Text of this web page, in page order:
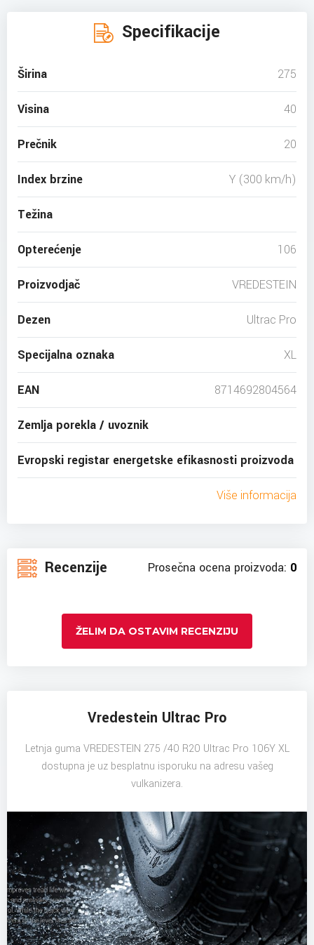
Specifikacije
Širina 275
Visina 40
Prečnik 20
Index brzine Y (300 km/h)
Težina
Opterećenje 106
Proizvodjač VREDESTEIN
Dezen Ultrac Pro
Specijalna oznaka XL
EAN 8714692804564
Zemlja porekla / uvoznik
Evropski registar energetske efikasnosti proizvoda
Više informacija
Recenzije Prosečna ocena proizvoda: 0
ŽELIM DA OSTAVIM RECENZIJU
Vredestein Ultrac Pro
Letnja guma VREDESTEIN 275 /40 R20 Ultrac Pro 106Y XL
dostupna je uz besplatnu isporuku na adresu vašeg
vulkanizera.